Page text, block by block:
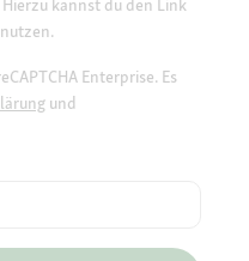
Enterprise. Es
und